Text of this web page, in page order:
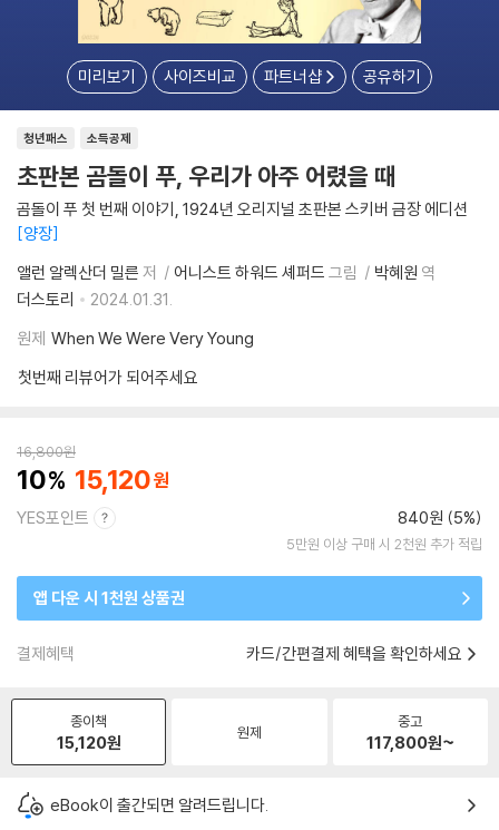
미리보기 사이즈비교 파트너샵 공유하기
소득공제
청년패스
초판본 곰돌이 푸, 우리가 아주 어렸을 때
곰돌이 푸 첫 번째 이야기, 1924년 오리지널 초판본 스키버 금장 에디션
양장
앨런 알렉산더 밀른 저 어니스트 하워드 셰퍼드 그림 박혜원 역
더스토리
2024.01.31.
원제 When We Were Very Young
첫번째 리뷰어가 되어주세요
16,800원
10 15,120
YES포인트 840원 (5%)
5만원 이상 구매 시 2천원 추가 적립
앱 다운 시 1천원 상품권
결제혜택 카드/간편결제 혜택을 확인하세요
종이책
15,120원 원제
중고
117,800원~
eBook이 출간되면 알려드립니다.